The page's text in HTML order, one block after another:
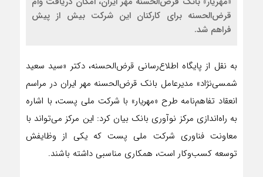
قرض‌الحسنه برای کارکنان این شرکت بیش از پیش
فراهم شد.
به نقل از پایگاه اطلاع‌رسانی قرض‌الحسنه، دکتر «سید سعید
شمسی‌نژاد» مدیرعامل بانک قرض‌الحسنه مهر ایران در مراسم
انعقاد تفاهم‌نامه طرح «مهریار» با شرکت ملی پست، با اشاره
به راه‌اندازی مرکز نوآوری بانک بیان کرد: این مرکز می‌تواند با
معاونت فناوری شرکت ملی پست که یکی از وظایفش
توسعه کسب‌وکار است، همکاری مناسبی داشته باشند.